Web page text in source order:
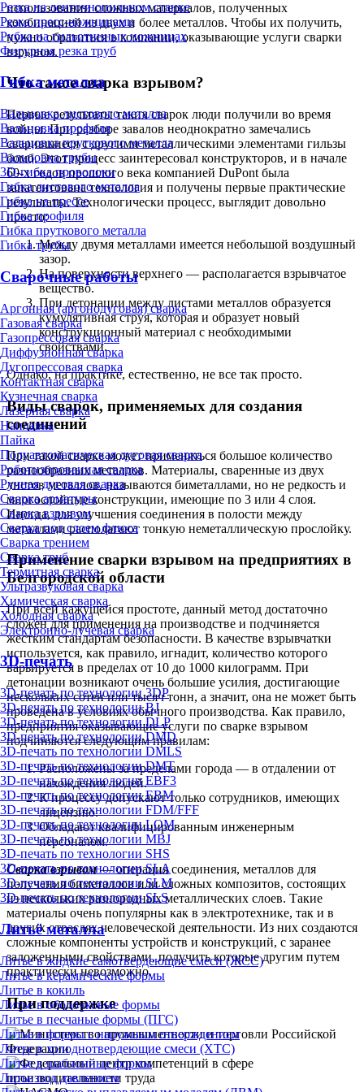
Резка на ленточнопильном станке
Резка пресс-ножницами
Рубка на гильотинных ножницах
Фигурная резка труб
Гибка металла
Вальцовка листового металла
Вальцовка профиля
Вальцовка пруткового металла
Вальцовка трубы
3D-гибка проволоки
Гибка листового металла
Гибка на прессе
Гибка профиля
Гибка пруткового металла
Гибка трубы
Сварочные работы
Аргонная (аргонодуговая) сварка
Газовая сварка
Газопрессовая сварка
Диффузионная сварка
Дугопрессовая сварка
Контактная сварка
Кузнечная сварка
Лазерная сварка
Наплавка
Пайка
Полуавтоматическая дуговая сварка
Роботизированная сварка
Ручная дуговая сварка
Сварка арматуры
Сварка взрывом
Сварка под слоем флюса
Сварка трением
Сварка труб
Термитная сварка
Ультразвуковая сварка
Химическая сварка
Холодная сварка
Электронно-лучевая сварка
3D-печать
3D-печать по технологии 3DP
3D-печать по технологии BJ
3D-печать по технологии DLP
3D-печать по технологии DMD
3D-печать по технологии DMLS
3D-печать по технологии DMT
3D-печать по технологии EBF3
3D-печать по технологии EBM
3D-печать по технологии FDM/FFF
3D-печать по технологии LOM
3D-печать по технологии MBJ
3D-печать по технологии SHS
3D-печать по технологии SLA
3D-печать по технологии SLM
3D-печать по технологии SLS
Литьё металла
Литье в жидкие самотвердеющие смеси (ЖСС)
Литье в керамические формы
Литье в кокиль
Литье в оболочковые формы
Литье в песчаные формы (ПГС)
Литье в формы с наружным отверждением
Литье в холоднотвердеющие смеси (ХТС)
Литье в шаблонные формы
Литье под давлением
использовании сложных материалов, полученных
комбинацией из двух и более металлов. Чтобы их получить,
нужно обратиться в компании, оказывающие услуги сварки
взрывом.
Что такое сварка взрывом?
Первые результаты таких сварок люди получили во время
войны. При разборе завалов неоднократно замечались
сварившиеся с другими металлическими элементами гильзы
бомб. Этот процесс заинтересовал конструкторов, и в начале
60-х годов прошлого века компанией DuPont была
запатентована технология и получены первые практические
результаты. Технологически процесс, выглядит довольно
просто:
Между двумя металлами имеется небольшой воздушный
зазор.
На поверхности верхнего — располагается взрывчатое
вещество.
При детонации между листами металлов образуется
кумулятивная струя, которая и образует новый
конструкционный материал с необходимыми
свойствами.
Однако, на практике, естественно, не все так просто.
Виды сварок, применяемых для создания
соединений
При такой сварке может применяться большое количество
разнообразных металлов. Материалы, сваренные из двух
листов металлов, называются биметаллами, но не редкость и
многослойные конструкции, имеющие по 3 или 4 слоя.
Иногда, для улучшения соединения в полости между
металлами располагают тонкую неметаллическую прослойку.
Применение сварки взрывом на предприятиях в
Белгородской области
При всей кажущейся простоте, данный метод достаточно
сложен для применения на производстве и подчиняется
жестким стандартам безопасности. В качестве взрывчатки
используется, как правило, игнадит, количество которого
варьируется в пределах от 10 до 1000 килограмм. При
детонации возникают очень большие усилия, достигающие
нескольких сотен или тысяч тонн, а значит, она не может быть
проведена в условиях обычного производства. Как правило,
предприятия оказывающие услуги по сварке взрывом
подчиняются следующим правилам:
Расположены за пределами города — в отдалении от
нахождения людей.
К процессу допускают только сотрудников, имеющих
лицензию.
Обладают квалифицированным инженерным
персоналом.
Сварка взрывом— операция соединения, металлов для
получения биметаллов или сложных композитов, состоящих
из нескольких разнородных металлических слоев. Такие
материалы очень популярны как в электротехнике, так и в
других отраслях человеческой деятельности. Из них создаются
сложные компоненты устройств и конструкций, с заранее
заложенными свойствами, получить которые другим путем
практически невозможно.
При поддержке